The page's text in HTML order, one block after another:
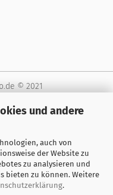
und andere
auch von
der Website zu
zu analysieren und
bieten zu können. Weitere
.
© 2021